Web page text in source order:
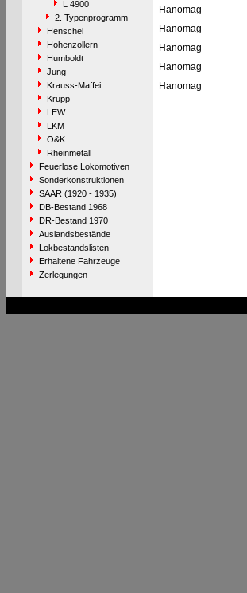
L 4900
2. Typenprogramm
Henschel
Hohenzollern
Humboldt
Jung
Krauss-Maffei
Krupp
LEW
LKM
O&K
Rheinmetall
Feuerlose Lokomotiven
Sonderkonstruktionen
SAAR (1920 - 1935)
DB-Bestand 1968
DR-Bestand 1970
Auslandsbestände
Lokbestandslisten
Erhaltene Fahrzeuge
Zerlegungen
Hanomag
Hanomag
Hanomag
Hanomag
Hanomag